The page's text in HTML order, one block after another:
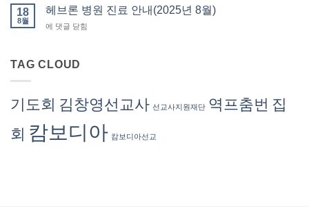
부)
–
서
혜
교
료
내
11
론
병
원
안
년
10
월)
18
8월
헤브론 병원 진료 안내(2025년 8월)
헤
병
안
(2025
년
에 댓글 닫힘
TAG CLOUD
기도회 김창영선교사 선교사지원재단 역프춤번 집
회 캄보디아 캄보디아선교